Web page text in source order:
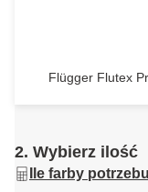
Flügger Flutex
2. Wybierz ilość
Ile farby